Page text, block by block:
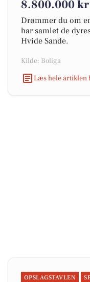
8.800.000 kr
Drømmer du om
har samlet de
Hvide Sande.
Kilde: Boliga
Læs hele artiklen
OPSLAGSTAVLEN